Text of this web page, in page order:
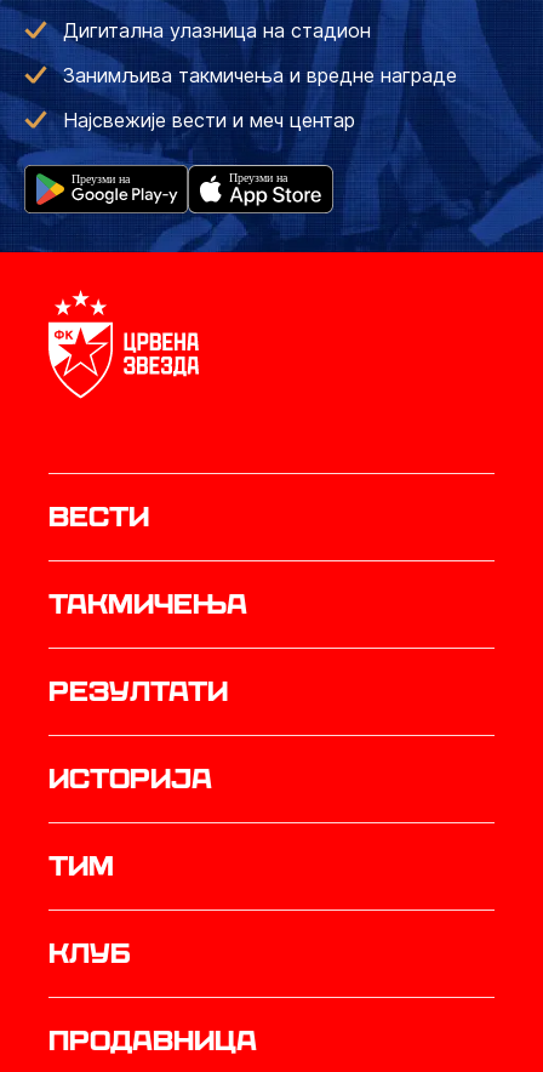
Дигитална улазница на стадион
Занимљива такмичења и вредне награде
Најсвежије вести и меч центар
Вести
Такмичења
резултати
историја
ТИМ
Клуб
продавница